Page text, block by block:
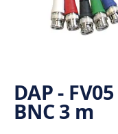
DAP -
BNC 3 m